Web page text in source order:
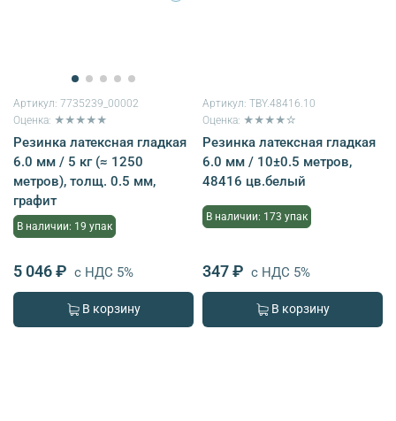
Артикул: 7735239_00002
Оценка: ★★★★★
Резинка латексная гладкая
6.0 мм / 5 кг (≈ 1250
метров), толщ. 0.5 мм,
графит
В наличии: 19 упак
5 046 ₽ с НДС 5%
В корзину
Артикул: TBY.48416.10
Оценка: ★★★★☆
Резинка латексная гладкая
6.0 мм / 10±0.5 метров,
48416 цв.белый
В наличии: 173 упак
347 ₽ с НДС 5%
В корзину